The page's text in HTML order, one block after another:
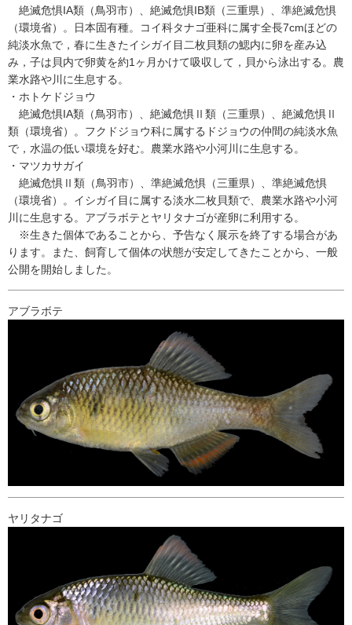
絶滅危惧IA類（鳥羽市）、絶滅危惧IB類（三重県）、準絶滅危惧
（環境省）。日本固有種。コイ科タナゴ亜科に属す全長7cmほどの
純淡水魚で，春に生きたイシガイ目二枚貝類の鰓内に卵を産み込
み，子は貝内で卵黄を約1ヶ月かけて吸収して，貝から泳出する。農
業水路や川に生息する。
・ホトケドジョウ
絶滅危惧IA類（鳥羽市）、絶滅危惧Ⅱ類（三重県）、絶滅危惧Ⅱ
類（環境省）。フクドジョウ科に属するドジョウの仲間の純淡水魚
で，水温の低い環境を好む。農業水路や小河川に生息する。
・マツカサガイ
絶滅危惧Ⅱ類（鳥羽市）、準絶滅危惧（三重県）、準絶滅危惧
（環境省）。イシガイ目に属する淡水二枚貝類で、農業水路や小河
川に生息する。アブラボテとヤリタナゴが産卵に利用する。
※生きた個体であることから、予告なく展示を終了する場合があ
ります。また、飼育して個体の状態が安定してきたことから、一般
公開を開始しました。
アブラボテ
ヤリタナゴ